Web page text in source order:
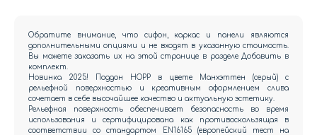
Обратите внимание, что сифон, каркас и панели являются
дополнительными опциями и не входят в указанную стоимость.
Вы можете заказать их на этой странице в разделе Добавить в
комплект.
Новинка 2025! Поддон HOPP в цвете Манхэттен (серый) с
рельефной поверхностью и креативным оформлением слива
сочетает в себе высочайшее качество и актуальную эстетику.
Рельефная поверхность обеспечивает безопасность во время
использования и сертифицирована как противоскользящая в
соответствии со стандартом EN16165 (европейский тест на